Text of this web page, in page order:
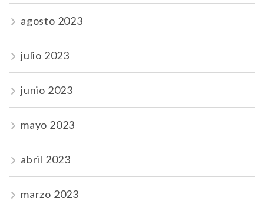
agosto 2023
julio 2023
junio 2023
mayo 2023
abril 2023
marzo 2023